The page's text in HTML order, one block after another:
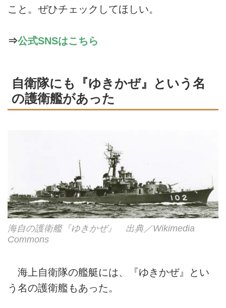
こと。ぜひチェックしてほしい。
⇒公式SNSはこちら
自衛隊にも『ゆきかぜ』という名
の護衛艦があった
海自の護衛艦『ゆきかぜ』 出典／Wikimedia
Commons
海上自衛隊の艦艇には、『ゆきかぜ』とい
う名の護衛艦もあった。